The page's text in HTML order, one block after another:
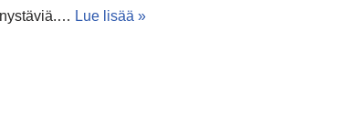
Lue lisää »